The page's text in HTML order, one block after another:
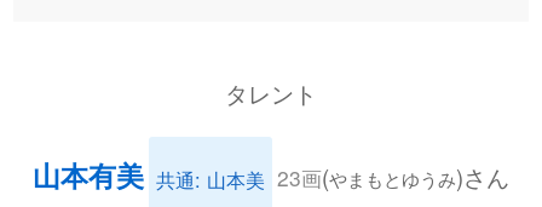
タレント
山本有美 共通: 山本美 23画(やまもとゆうみ)さん